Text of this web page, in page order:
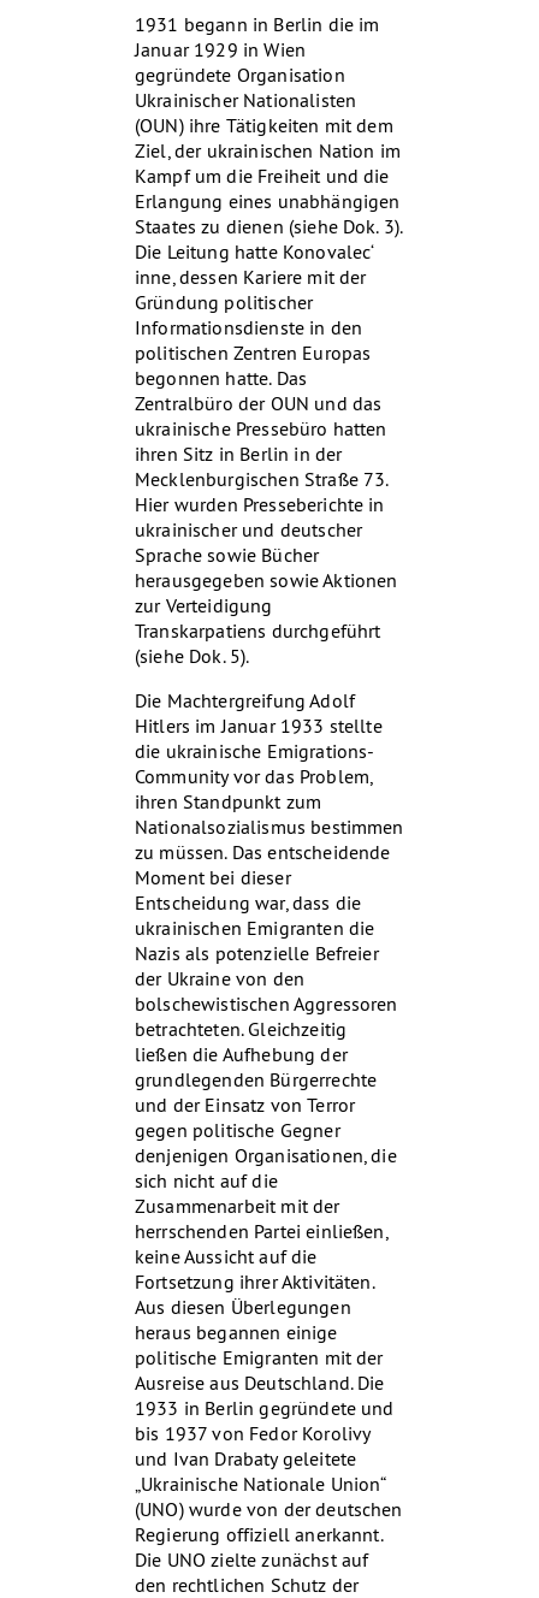
1931 begann in Berlin die im
Januar 1929 in Wien
gegründete Organisation
Ukrainischer Nationalisten
(OUN) ihre Tätigkeiten mit dem
Ziel, der ukrainischen Nation im
Kampf um die Freiheit und die
Erlangung eines unabhängigen
Staates zu dienen (siehe Dok. 3).
Die Leitung hatte Konovalec‘
inne, dessen Kariere mit der
Gründung politischer
Informationsdienste in den
politischen Zentren Europas
begonnen hatte. Das
Zentralbüro der OUN und das
ukrainische Pressebüro hatten
ihren Sitz in Berlin in der
Mecklenburgischen Straße 73.
Hier wurden Presseberichte in
ukrainischer und deutscher
Sprache sowie Bücher
herausgegeben sowie Aktionen
zur Verteidigung
Transkarpatiens durchgeführt
(siehe Dok. 5).
Die Machtergreifung Adolf
Hitlers im Januar 1933 stellte
die ukrainische Emigrations-
Community vor das Problem,
ihren Standpunkt zum
Nationalsozialismus bestimmen
zu müssen. Das entscheidende
Moment bei dieser
Entscheidung war, dass die
ukrainischen Emigranten die
Nazis als potenzielle Befreier
der Ukraine von den
bolschewistischen Aggressoren
betrachteten. Gleichzeitig
ließen die Aufhebung der
grundlegenden Bürgerrechte
und der Einsatz von Terror
gegen politische Gegner
denjenigen Organisationen, die
sich nicht auf die
Zusammenarbeit mit der
herrschenden Partei einließen,
keine Aussicht auf die
Fortsetzung ihrer Aktivitäten.
Aus diesen Überlegungen
heraus begannen einige
politische Emigranten mit der
Ausreise aus Deutschland. Die
1933 in Berlin gegründete und
bis 1937 von Fedor Korolivy
und Ivan Drabaty geleitete
„Ukrainische Nationale Union“
(UNO) wurde von der deutschen
Regierung offiziell anerkannt.
Die UNO zielte zunächst auf
den rechtlichen Schutz der